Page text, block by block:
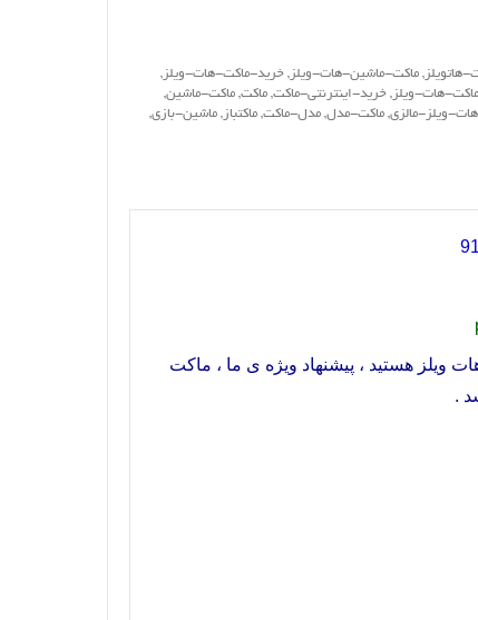
هاتویلز,ماکت-ماشین-هات-ویلز,خرید-ماکت-هات-ویلز,
هات-ویلز,خرید-اینترنتی-ماکت,ماکت,ماکت-ماشین,
هات-ویلز-مالزی,ماکت-مدل,مدل-ماکت,ماکتباز,ماشین-بازی,
ویلز هستید ، پیشنهاد ویژه ی ما ، ماکت